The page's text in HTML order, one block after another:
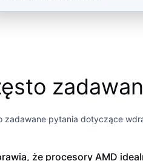
zadawane pytania dotyczące
że ​​procesory AMD